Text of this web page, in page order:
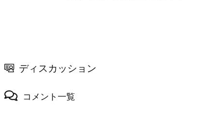
ディスカッション
コメント一覧